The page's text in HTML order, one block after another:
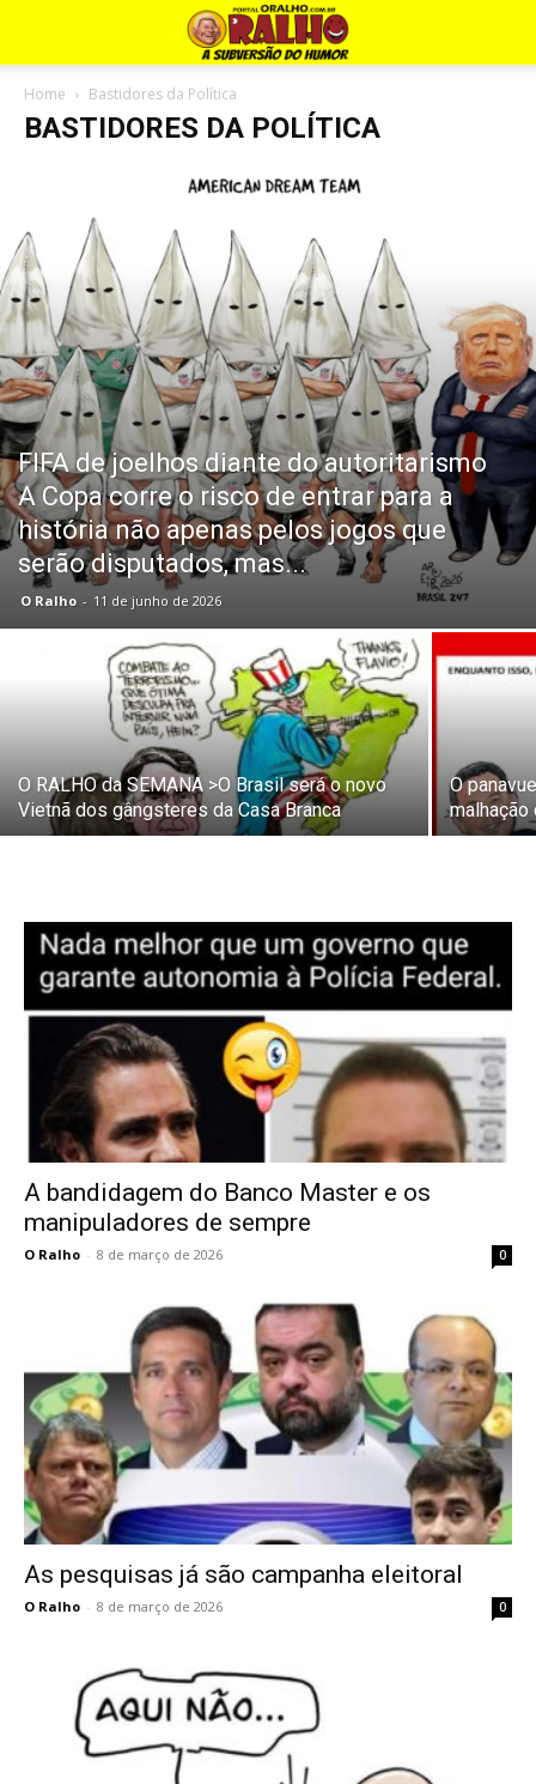
Home Bastidores da Política
BASTIDORES DA POLÍTICA
FIFA de joelhos diante do autoritarismo
A Copa corre o risco de entrar para a
história não apenas pelos jogos que
serão disputados, mas...
O Ralho - 11 de junho de 2026
O RALHO da SEMANA >O Brasil será o novo
Vietnã dos gângsteres da Casa Branca
O
A bandidagem do Banco Master e os
manipuladores de sempre
O Ralho - 8 de março de 2026 0
As pesquisas já são campanha eleitoral
O Ralho - 8 de março de 2026 0